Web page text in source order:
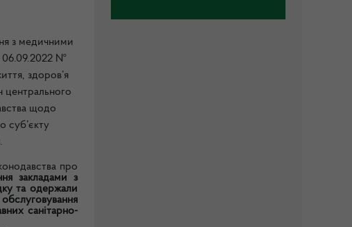
з медичними
06.09.2022 №
здоров’я
центрального
щодо
суб’єкту
.
про
закладами з
та одержали
санітарно-